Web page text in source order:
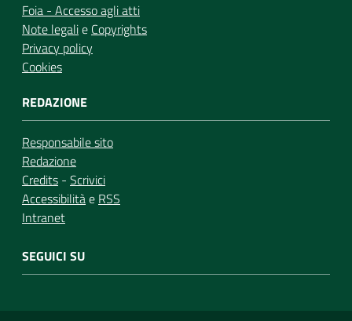
Foia - Accesso agli atti
Note legalie Copyrights
Privacy policy
Cookies
REDAZIONE
Responsabile sito
Redazione
Credits - Scrivici
Accessibilitàe RSS
Intranet
SEGUICI SU